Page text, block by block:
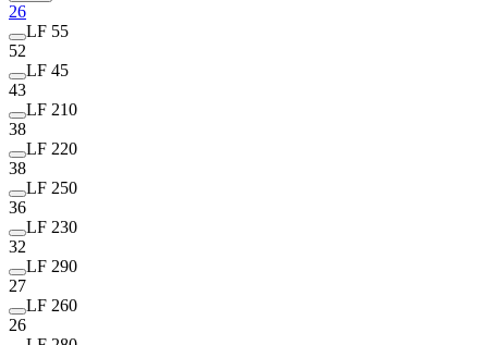
26
LF 55
52
LF 45
43
LF 210
38
LF 220
38
LF 250
36
LF 230
32
LF 290
27
LF 260
26